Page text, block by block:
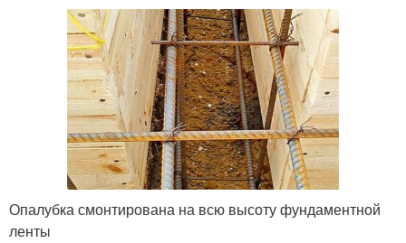
Опалубка смонтирована на всю высоту фундаментной
ленты